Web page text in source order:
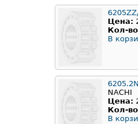
Цена:
Кол-
В
NACHI
Цена:
Кол-
В